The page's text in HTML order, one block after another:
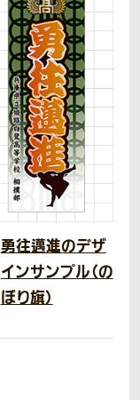
勇往邁進のデザ
インサンプル（の
ぼり旗）